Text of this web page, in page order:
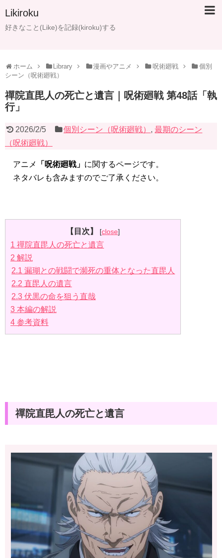
Likiroku
好きなこと(Like)を記録(kiroku)する
ホーム Library 漫画やアニメ 呪術廻戦
個別
シーン（呪術廻戦）
禪院直毘人の死亡と遺言｜呪術廻戦 第48話「執
行」
2026/2/5 個別シーン（呪術廻戦） ,最期のシーン
（呪術廻戦）
アニメ 「呪術廻戦」 に関するページです。
ネタバレも含みますのでご了承ください。
【目次】 [close]
1 禪院直毘人の死亡と遺言
2 解説
2.1 漏瑚との戦闘で瀕死の重体となった直毘人
2.2 直毘人の遺言
2.3 伏黒の命を狙う直哉
3 本編の解説
4 参考資料
禪院直毘人の死亡と遺言